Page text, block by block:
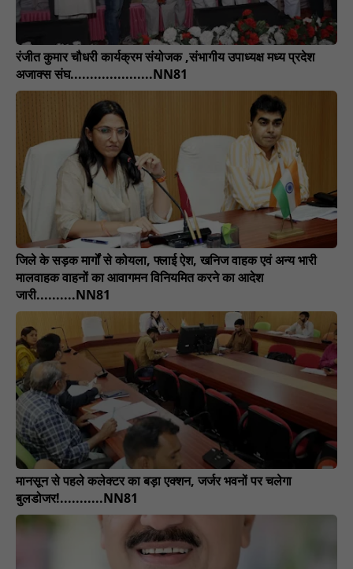
रंजीत कुमार चौधरी कार्यक्रम संयोजक ,संभागीय उपाध्यक्ष मध्य प्रदेश
अजाक्स संघ.....................NN81
जिले के सड़क मार्गों से कोयला, फ्लाई ऐश, खनिज वाहक एवं अन्य भारी
मालवाहक वाहनों का आवागमन विनियमित करने का आदेश
जारी..........NN81
मानसून से पहले कलेक्टर का बड़ा एक्शन, जर्जर भवनों पर चलेगा
बुलडोजर!...........NN81